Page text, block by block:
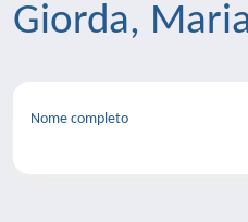
Giorda,
Nome completo